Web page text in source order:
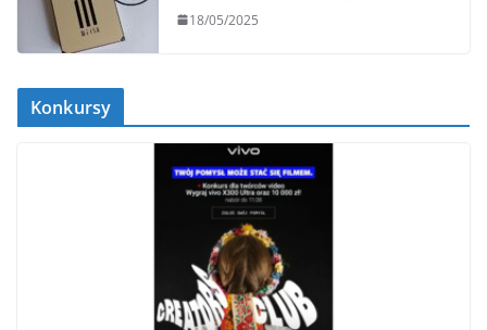
18/05/2025
Konkursy